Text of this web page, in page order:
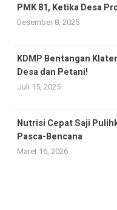
PMK 81, Ketika Desa
Desember 8, 2025
KDMP Bentangan
Desa dan Petani!
Juli 15, 2025
Nutrisi Cepat Saji
Pasca-Bencana
Maret 16, 2026